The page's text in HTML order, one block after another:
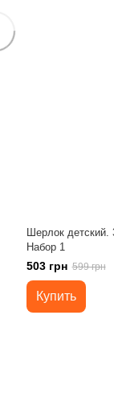
Шерлок детский.
Набор 1
503 грн 599 грн
Купить